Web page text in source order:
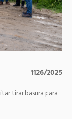
1126/2025
tirar basura para